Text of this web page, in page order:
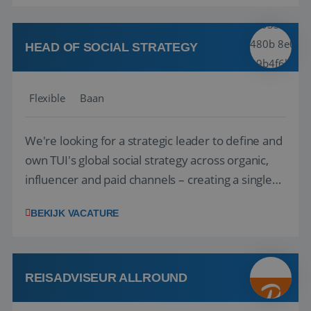
deze onderdelen zijn nu samen gevoegd...
HEAD OF SOCIAL STRATEGY
Flexible Baan
We're looking for a strategic leader to define and
own TUI's global social strategy across organic,
influencer and paid channels – creating a single
locally. The role will be published until 18 August
Attractive remuneration, discre...
BEKIJK VACATURE
REISADVISEUR ALLROUND